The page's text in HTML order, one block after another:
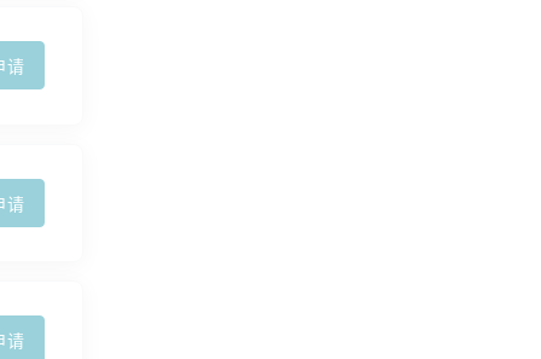
请
请
请